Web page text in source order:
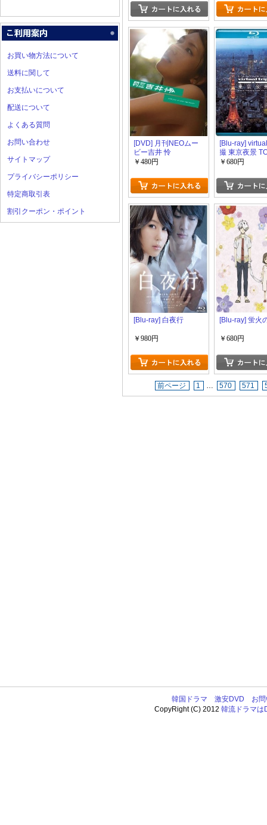
お買い物方法について
送料に関して
お支払いについて
配送について
よくある質問
お問い合わせ
サイトマップ
プライバシーポリシー
特定商取引表
割引クーポン・ポイント
[DVD] 月刊NEOムー
ビー吉井 怜
￥480円
[Blu-ray]
撮 東京夜景
TWILIGHT
￥680円
[Blu-ray] 白夜行
￥980円
[Blu-ray] 蛍火
￥680円
前ページ 1 … 570 571
韓国ドラマ 激安DVD
お
CopyRight (C) 2012韓流ドラマは